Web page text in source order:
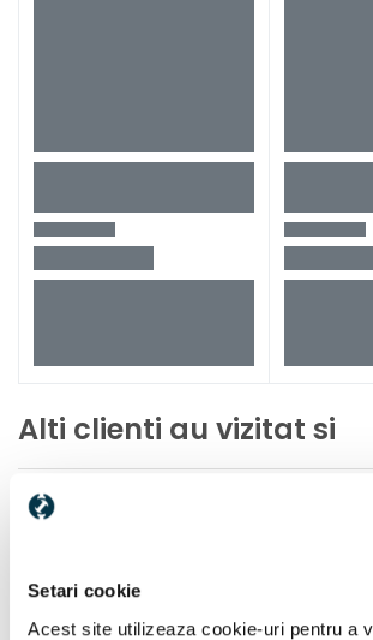
Setari cookie
Acest site utilizeaza cookie-uri pentru a
Alti clienti au vizitat si